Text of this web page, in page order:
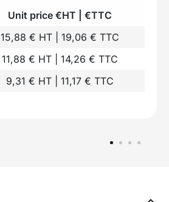
Unit price €HT | €TTC
15,88 € HT | 19,06 € TTC
11,88 € HT | 14,26 € TTC
9,31 € HT | 11,17 € TTC